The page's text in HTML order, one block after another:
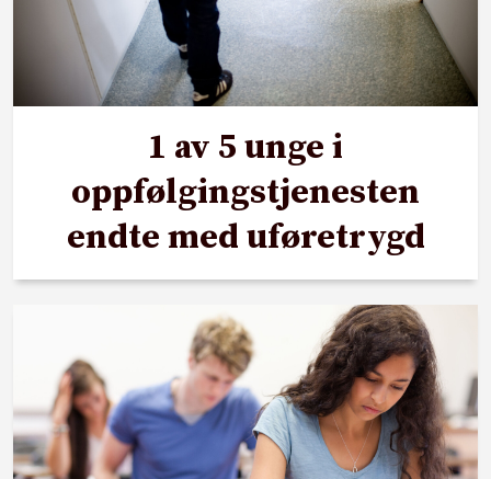
1 av 5 unge i
oppfølgingstjenesten
endte med uføretrygd